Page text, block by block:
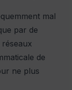
mal
par de
de
ne plus